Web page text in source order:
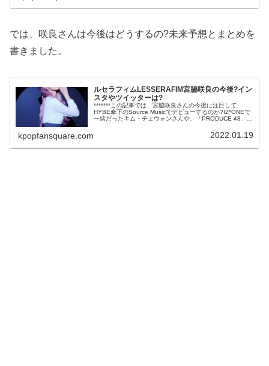
では、咲良さんは今後はどうするの?未来予想とまとめを
書きました。
ルセラフィムLESSERAFIM宮脇咲良の今後?イン
スタやツイッターは?
*******この記事では、宮脇咲良さんの今後に注目して、
HYBE傘下のSource Musicでデビューするのか?IZ*ONEで
一緒だったキム・チェウォンさんや、「PRODUCE 48」で
kpopfansquare.com 2022.01.19